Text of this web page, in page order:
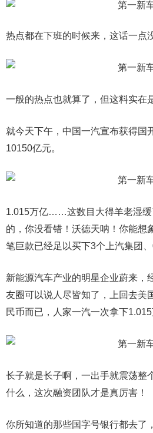
热点都在下班的时候来，这话一点
一般的热点也就算了，但这料实在
就今天下午，中国一汽宣布获得国
10150亿元。
1.015万亿……这数目大得羊老湿缓
的，你没看错！沃德天呐！你能想
笔巨款已经足以买下3个上汽集团、
新能源汽车产业的明星企业蔚来，
友圈可以说人尽皆知了，上回去美
民币而已，人家一汽一次拿下1.015
长子就是长子啊，一出手就震荡整
什么，这次融资团队才是真厉害！
你所知道的那些国字号银行都去了